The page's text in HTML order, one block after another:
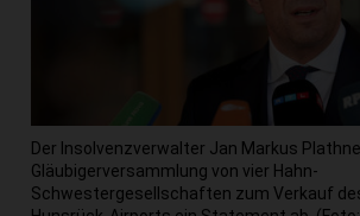
Der Insolvenzverwalter Jan Markus
Gläubigerversammlung von vier Hahn-
Schwestergesellschaften zum Verkauf